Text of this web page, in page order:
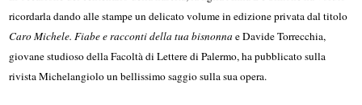
ricordarla dando alle stampe un delicato volume in edizione privata dal titolo
Caro Michele. Fiabe e racconti della tua bisnonna e Davide Torrecchia,
giovane studioso della Facoltà di Lettere di Palermo, ha pubblicato sulla
rivista Michelangiolo un bellissimo saggio sulla sua opera.